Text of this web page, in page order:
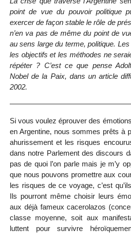
point de vue du pouvoir politique
exercer de façon stable le rôle de
n’en va pas de même du point de
au sens large du terme, politique.
les objectifs et les méthodes ne
répéter ? C’est ce que pense
Nobel de la Paix, dans un article
2002.
Si vous voulez éprouver des
en Argentine, nous sommes prêts à
ahurissement et les risques
dans notre Parlement des discours
pas de quoi l’on parle mais je m’y
que nous pouvons promettre aux
les risques de ce voyage, c’est
Ils pourront même choisir leurs
aux déjà fameux cacerolazos
classe moyenne, soit aux
luttent pour survivre